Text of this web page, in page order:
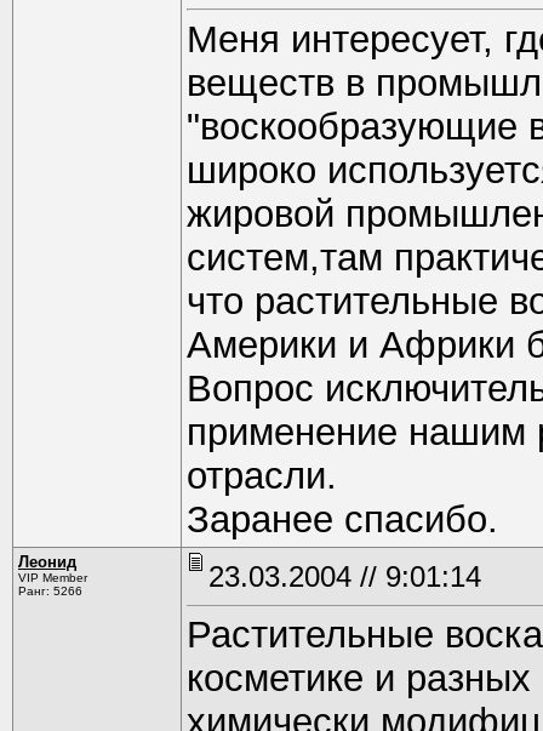
Меня интересует,
веществ в
"воскообразующие
широко
жировой
систем,там
что растительные
Америки и Африки
Вопрос
применение нашим
отрасли.
Заранее спасибо.
Леонид
VIP Member
Ранг: 5266
23.03.2004 // 9:01:14
Растительные
косметике и
химически